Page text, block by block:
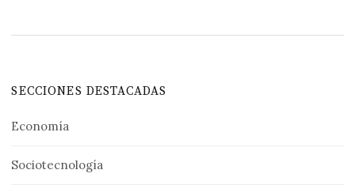
SECCIONES DESTACADAS
Economía
Sociotecnología